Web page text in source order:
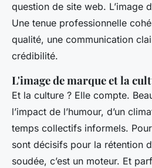
question de site web. L’image
Une tenue professionnelle
qualité, une communication
crédibilité.
L'image de marque et la
Et la culture ? Elle compte.
l’impact de l’humour, d’un
temps collectifs informels.
sont décisifs pour la rétention
soudée, c’est un moteur. Et